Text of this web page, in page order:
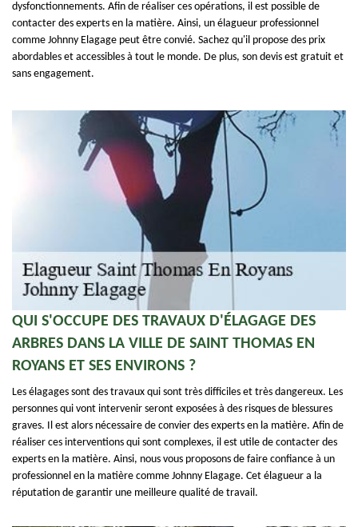
dysfonctionnements. Afin de réaliser ces opérations, il est possible de
contacter des experts en la matière. Ainsi, un élagueur professionnel
comme Johnny Elagage peut être convié. Sachez qu'il propose des prix
abordables et accessibles à tout le monde. De plus, son devis est gratuit et
sans engagement.
QUI S'OCCUPE DES TRAVAUX D'ÉLAGAGE DES
ARBRES DANS LA VILLE DE SAINT THOMAS EN
ROYANS ET SES ENVIRONS ?
Les élagages sont des travaux qui sont très difficiles et très dangereux. Les
personnes qui vont intervenir seront exposées à des risques de blessures
graves. Il est alors nécessaire de convier des experts en la matière. Afin de
réaliser ces interventions qui sont complexes, il est utile de contacter des
experts en la matière. Ainsi, nous vous proposons de faire confiance à un
professionnel en la matière comme Johnny Elagage. Cet élagueur a la
réputation de garantir une meilleure qualité de travail.